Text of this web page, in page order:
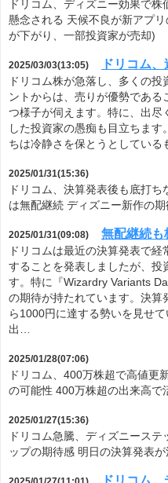
ドリコム、ディズニー効果で
懸念される 天候不良が新アプ
が下がり、一部投資家が売却)
2025/03/03(13:05) ドリコム
ドリコム株が急落し、多くの
ントからは、売りが優勢であ
つ様子が伺えます。特に、出尽
した投資家の愚痴も目立ちま
ちは冷静さを保とうとしている
2025/01/31(15:36)
ドリコム、決算発表後も底打
は無配継続 ディズニー新作の期
2025/01/31(09:08) 無配継続も
ドリコムは最近の決算発表で
することを発表しましたが、
す。特に『Wizardry Variants
の期待が持たれています。決
ら1000円に達する勢いを見せ
出…
2025/01/28(07:06)
ドリコム、400万株超で高値更
の可能性 400万株超の出来高で
2025/01/27(15:36)
ドリコム急騰、ディズニース
ップの期待感 明日の決算発表
ドリコム